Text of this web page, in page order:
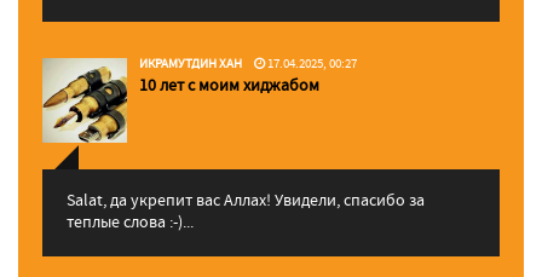
ИКРАМУТДИН ХАН 17.04.2025, 00:27
10 лет с моим хиджабом
Salat, да укрепит вас Аллаx! Увидели, спасибо за
теплые слова :-)...